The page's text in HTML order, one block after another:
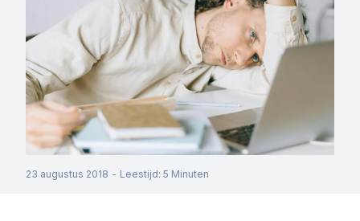
23 augustus 2018 - Leestijd: 5 Minuten